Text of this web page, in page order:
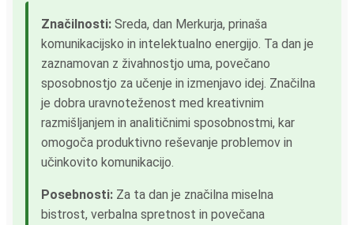
Značilnosti: Sreda, dan Merkurja, prinaša
komunikacijsko in intelektualno energijo. Ta dan je
zaznamovan z živahnostjo uma, povečano
sposobnostjo za učenje in izmenjavo idej. Značilna
je dobra uravnoteženost med kreativnim
razmišljanjem in analitičnimi sposobnostmi, kar
omogoča produktivno reševanje problemov in
učinkovito komunikacijo.
Posebnosti: Za ta dan je značilna miselna
bistrost, verbalna spretnost in povečana